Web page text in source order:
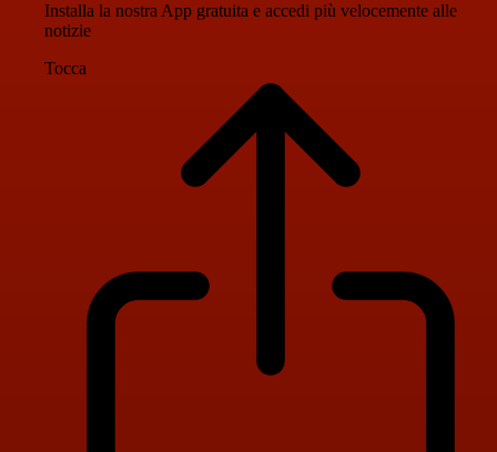
Installa la nostra App gratuita e accedi più velocemente alle
notizie
Tocca